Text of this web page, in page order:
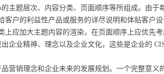
层次、内容分类、页面顺序等所组成。由于每
客户的利益性产品或服务的详尽说明和体贴客户
应加大主题内容的渲染，在页面顺序上应优先考
业精神、理念以及企业文化，这些是企业的
销理念和企业未来的发展规划。一个完整意义